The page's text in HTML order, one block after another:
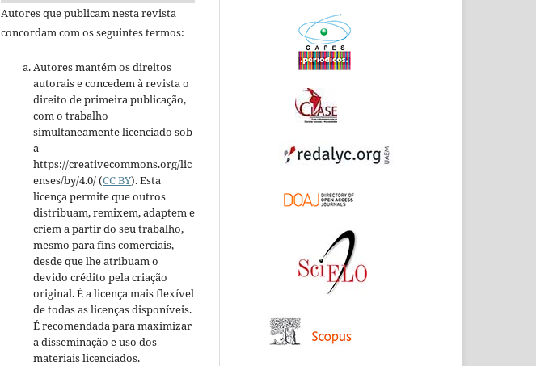
Autores que publicam nesta revista
concordam com os seguintes termos:
Autores mantém os direitos
autorais e concedem à revista o
direito de primeira publicação,
com o trabalho
simultaneamente licenciado sob
a
https://creativecommons.org/lic
enses/by/4.0/ (CC BY). Esta
licença permite que outros
distribuam, remixem, adaptem e
criem a partir do seu trabalho,
mesmo para fins comerciais,
desde que lhe atribuam o
devido crédito pela criação
original. É a licença mais flexível
de todas as licenças disponíveis.
É recomendada para maximizar
a disseminação e uso dos
materiais licenciados.